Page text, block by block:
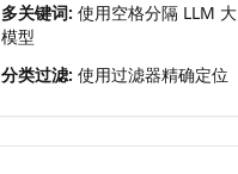
多关键词: 使用空格分隔 LLM 大
模型
分类过滤: 使用过滤器精确定位